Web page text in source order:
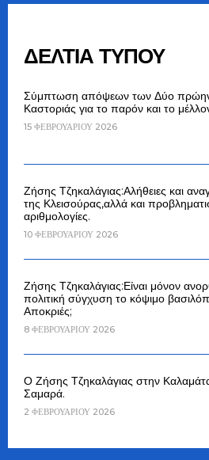
ΔΕΛΤΙΑ ΤΥΠΟΥ
Σύμπτωση απόψεων των Δύο
Καστοριάς για το παρόν και το
15 ΦΕΒΡΟΥΑΡΊΟΥ 2026
Ζήσης Τζηκαλάγιας:Αλήθειες και
της Κλεισούρας,αλλά και
αριθμολογίες.
10 ΦΕΒΡΟΥΑΡΊΟΥ 2026
Ζήσης Τζηκαλάγιας:Είναι μόνον
πολιτική σύγχυση το κόψιμο
Αποκριές;
8 ΦΕΒΡΟΥΑΡΊΟΥ 2026
Ο Ζήσης Τζηκαλάγιας στην
Σαμαρά.
2 ΦΕΒΡΟΥΑΡΊΟΥ 2026